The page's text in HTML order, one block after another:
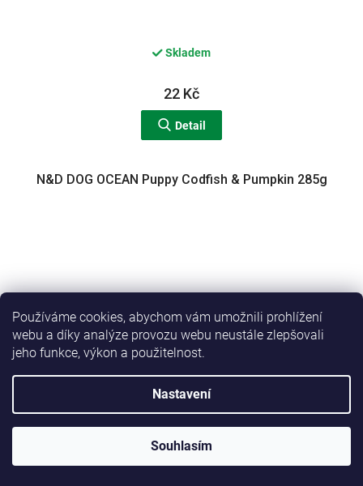
Používáme cookies, abychom vám umožnili prohlížení
webu a díky analýze provozu webu neustále zlepšovali
jeho funkce, výkon a použitelnost.
Nastavení
Souhlasím
Skladem
22 Kč
Detail
N&D DOG OCEAN Puppy Codfish & Pumpkin 285g